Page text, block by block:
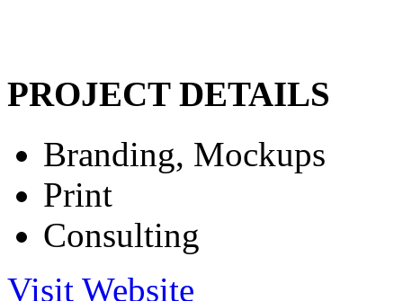
PROJECT DETAILS
Branding, Mockups
Print
Consulting
Visit Website